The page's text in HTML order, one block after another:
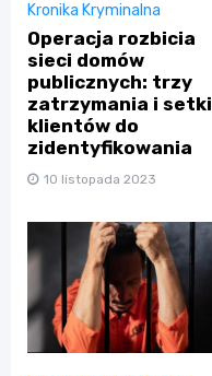
Kronika Kryminalna
Operacja rozbicia
sieci domów
publicznych: trzy
zatrzymania i setki
klientów do
zidentyfikowania
10 listopada 2023